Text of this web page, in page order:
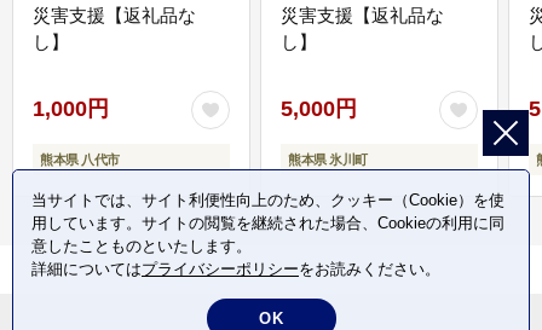
災害支援【返礼品な
し】
1,000円
熊本県 八代市
災害支援【返礼品な
し】
5,000円
熊本県 氷川町
当サイトでは、サイト利便性向上のため、クッキー（Cookie）を使
用しています。サイトの閲覧を継続された場合、Cookieの利用に同
意したことものといたします。
詳細についてはプライバシーポリシーをお読みください。
OK